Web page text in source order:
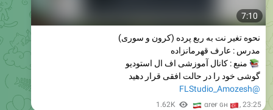
7:10
نحوه تغیر نت به ربع پرده (کرون و سوری)
مدرس : عارف قهرمانزاده
منبع : کانال آموزشی اف ال استودیو
گوشی خود را در حالت افقی قرار دهید
@FLStudio_Amozesh
1.62K αreғ ɢн , 23:25